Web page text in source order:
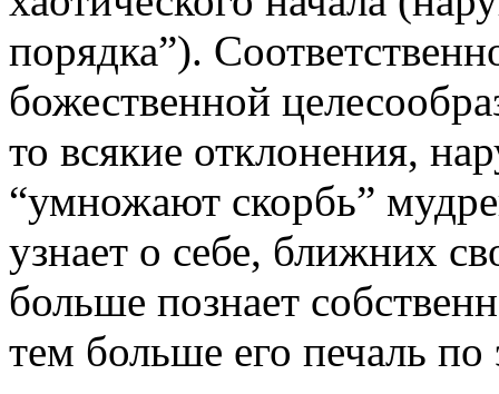
порядка”).
божественной
то всякие отклонения,
“умножают скорбь”
узнает о себе, ближних
больше познает
тем больше его печаль